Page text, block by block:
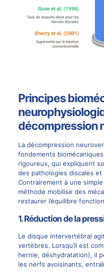
Principes
décompression
La décompression
fondements
rigoureux, qui expliquent
des pathologies discales et
Contrairement à une
méthode mobilise des
restaurer l’équilibre
1.Réduction de la
Le disque intervertébral
vertèbres. Lorsqu’il est
hernie, déshydratation), il
les nerfs avoisinants,